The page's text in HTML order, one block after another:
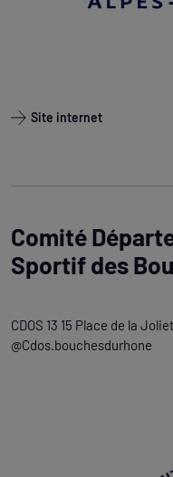
Site internet
Comité
Sportif des
CDOS 13 15 Place de la
@Cdos.bouchesdurhone